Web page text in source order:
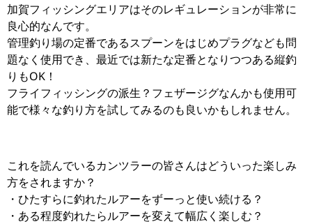
加賀フィッシングエリアはそのレギュレーションが非常に
良心的なんです。
管理釣り場の定番であるスプーンをはじめプラグなども問
題なく使用でき、最近では新たな定番となりつつある縦釣
りもOK！
フライフィッシングの派生？フェザージグなんかも使用可
能で様々な釣り方を試してみるのも良いかもしれません。
これを読んでいるカンツラーの皆さんはどういった楽しみ
方をされますか？
・ひたすらに釣れたルアーをずーっと使い続ける？
・ある程度釣れたらルアーを変えて幅広く楽しむ？